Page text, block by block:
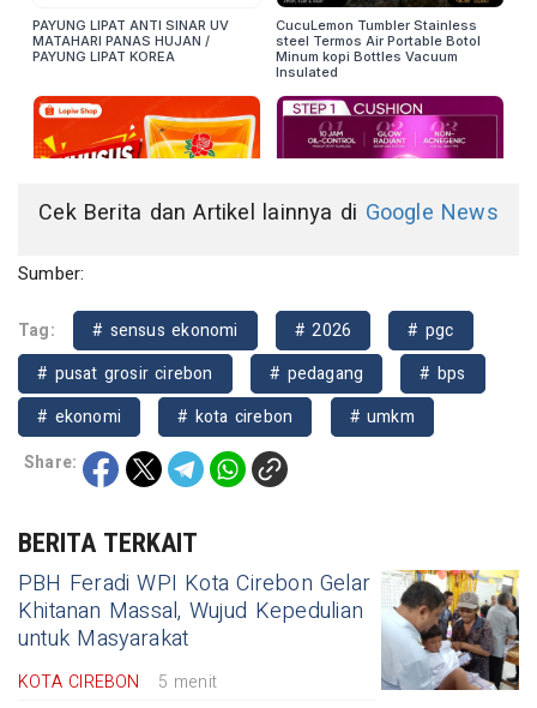
Cek Berita dan Artikel lainnya di Google News
Sumber:
Tag: # sensus ekonomi # 2026
# pgc
# pusat grosir cirebon
# pedagang
# bps
# ekonomi
# kota cirebon
# umkm
Share:
BERITA TERKAIT
PBH Feradi WPI Kota Cirebon Gelar
Khitanan Massal, Wujud Kepedulian
untuk Masyarakat
KOTA CIREBON 5 menit